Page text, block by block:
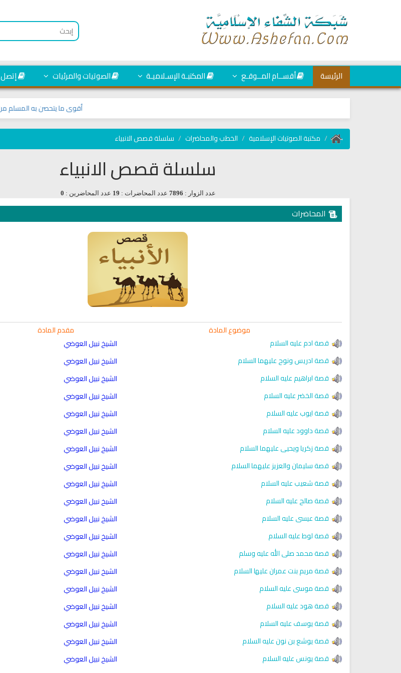
الرئيسة أقســام المــوقـع المكتبـة الإسـلاميـة الصوتيات والمرئيات إتصل
أقوى ما يتحصن به المسلم من
مكتبة الصوتيات الإسلامية الخطب والمحاضرات سلسلة قصص الانبياء
سلسلة قصص الانبياء
عدد الزوار : 7896 عدد المحاضرات : 19 عدد المحاضرين : 0
المحاضرات
موضوع المادة مقدم المادة
قصة ادم عليه السلام
الشيخ نبيل العوضي
قصة ادريس ونوح عليهما السلام
الشيخ نبيل العوضي
قصة ابراهيم عليه السلام
الشيخ نبيل العوضي
قصة الخضر عليه السلام
الشيخ نبيل العوضي
قصة ايوب عليه السلام
الشيخ نبيل العوضي
قصة داوود عليه السلام
الشيخ نبيل العوضي
قصة زكريا ويحيى عليهما السلام
الشيخ نبيل العوضي
قصة سليمان والعزيز عليهما السلام
الشيخ نبيل العوضي
قصة شعيب عليه السلام
الشيخ نبيل العوضي
قصة صالح عليه السلام
الشيخ نبيل العوضي
قصة عيسى عليه السلام
الشيخ نبيل العوضي
قصة لوط عليه السلام
الشيخ نبيل العوضي
قصة محمد صلى الله عليه وسلم
الشيخ نبيل العوضي
قصة مريم بنت عمران عليها السلام
الشيخ نبيل العوضي
قصة موسى عليه السلام
الشيخ نبيل العوضي
قصة هود عليه السلام
الشيخ نبيل العوضي
قصة يوسف عليه السلام
الشيخ نبيل العوضي
قصة يوشع بن نون عليه السلام
الشيخ نبيل العوضي
قصة يونس عليه السلام
الشيخ نبيل العوضي
Discover Islam and Muslims
Ruqyah Shariah
Why Do You Feel at Peace When
Listening to the Quran, Even If
You Don’t Understand It?
انشودة هل نلتقي
أناشيد مؤثرة وحزينة انشودة رثاء ابو حمزة
اناشيد ابراهيم الاحمد
16462 | 2025-03-19 انشودة الرئيس احمد الشرع
اناشيد ابراهيم الاحمد
1546 | 2026-06-20
ترجمة معاني القرآن صوت الى اللغة
التايلاندية
الترجمات الصوتية لمعاني
القرآن Mp3